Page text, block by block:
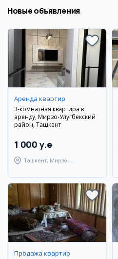
Новые объявления
Аренда квартир
3-комнатная квартира в
аренду, Мирзо-Улугбекский
район, Ташкент
1 000 y.e
Ташкент, Мирзо-
Продажа квартир